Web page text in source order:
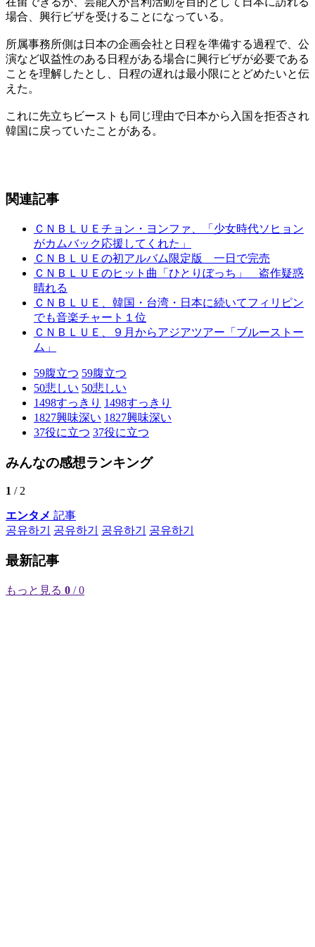
場合、興行ビザを受けることになっている。
所属事務所側は日本の企画会社と日程を準備する過程で、公
演など収益性のある日程がある場合に興行ビザが必要である
ことを理解したとし、日程の遅れは最小限にとどめたいと伝
えた。
これに先立ちビーストも同じ理由で日本から入国を拒否され
韓国に戻っていたことがある。
関連記事
ＣＮＢＬＵＥチョン・ヨンファ、「少女時代ソヒョン
がカムバック応援してくれた」
ＣＮＢＬＵＥの初アルバム限定版 一日で完売
ＣＮＢＬＵＥのヒット曲「ひとりぼっち」 盗作疑惑
晴れる
ＣＮＢＬＵＥ、韓国・台湾・日本に続いてフィリピン
でも音楽チャート１位
ＣＮＢＬＵＥ、９月からアジアツアー「ブルーストー
ム」
59腹立つ 59腹立つ
50悲しい 50悲しい
1498すっきり 1498すっきり
1827興味深い 1827興味深い
37役に立つ 37役に立つ
みんなの感想ランキング
1 / 2
エンタメ 記事
공유하기
공유하기 공유하기 공유하기
最新記事
もっと見る 0 / 0